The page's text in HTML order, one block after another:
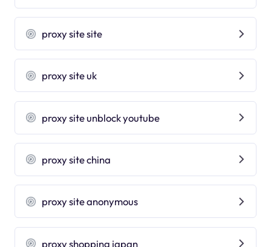
proxy site site
proxy site uk
proxy site unblock youtube
proxy site china
proxy site anonymous
proxy shopping japan